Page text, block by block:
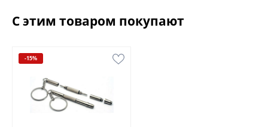
С этим товаром покупают
-15%